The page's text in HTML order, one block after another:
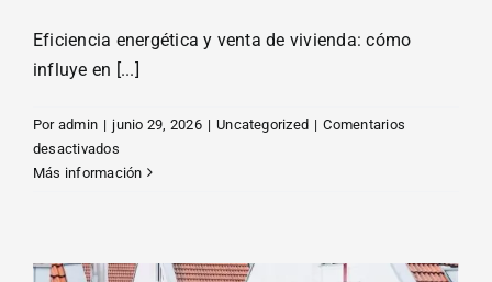
Eficiencia energética y venta de vivienda: cómo
influye en [...]
Por admin | junio 29, 2026 | Uncategorized | Comentarios
desactivadosen
Eficiencia
del
Más información